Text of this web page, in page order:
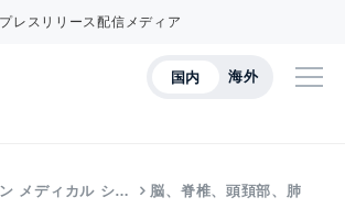
レスリリース配信メディア
国内 海外
メディカル シ… 脳、脊椎、頭頚部、肺